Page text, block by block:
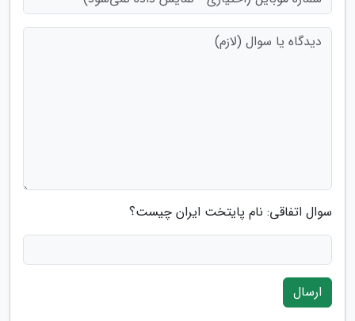
سوال اتفاقی: نام پایتخت ایران چیست؟
ارسال